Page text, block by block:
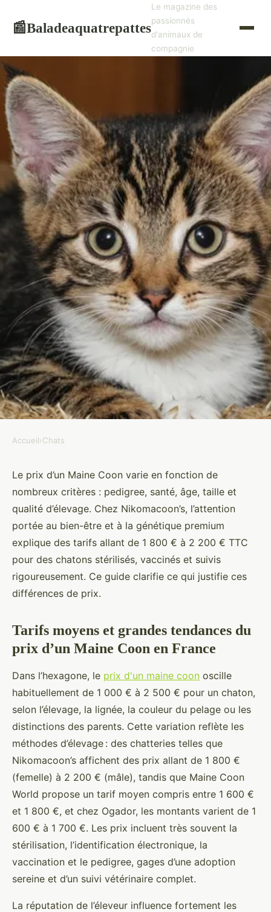
📰Baladeaquatrepattes
Le magazine des
passionnés
d'animaux de
compagnie
Prix maine coon : guide des
tarifs pour l'adoption de chatons
Noémie •31 juillet 2025 •10 min de lecture
Accueil›Chats
Le prix d’un Maine Coon varie en fonction de
nombreux critères : pedigree, santé, âge, taille et
qualité d’élevage. Chez Nikomacoon’s, l’attention
portée au bien-être et à la génétique premium
explique des tarifs allant de 1 800 € à 2 200 € TTC
pour des chatons stérilisés, vaccinés et suivis
rigoureusement. Ce guide clarifie ce qui justifie ces
différences de prix.
Tarifs moyens et grandes tendances du
prix d’un Maine Coon en France
Dans l’hexagone, le prix d'un maine coon oscille
habituellement de 1 000 € à 2 500 € pour un chaton,
selon l’élevage, la lignée, la couleur du pelage ou les
distinctions des parents. Cette variation reflète les
méthodes d’élevage : des chatteries telles que
Nikomacoon’s affichent des prix allant de 1 800 €
(femelle) à 2 200 € (mâle), tandis que Maine Coon
World propose un tarif moyen compris entre 1 600 €
et 1 800 €, et chez Ogador, les montants varient de 1
600 € à 1 700 €. Les prix incluent très souvent la
stérilisation, l’identification électronique, la
vaccination et le pedigree, gages d’une adoption
sereine et d’un suivi vétérinaire complet.
La réputation de l’éleveur influence fortement les